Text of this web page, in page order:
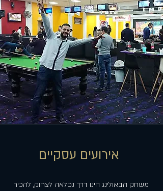
אירועים עסקיים
משחק הבאולינג הינו דרך נפלאה לצחוק, להכיר